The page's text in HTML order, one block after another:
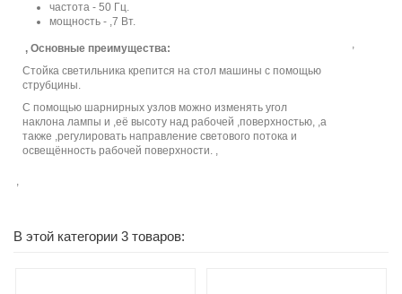
частота - 50 Гц.
мощность - ,7 Вт.
, Основные преимущества:
Стойка светильника крепится на стол машины с помощью
струбцины.
С помощью шарнирных узлов можно изменять угол
наклона лампы и ,её высоту над рабочей ,поверхностью, ,а
также ,регулировать направление светового потока и
освещённость рабочей поверхности. ,
,
,
В этой категории 3 товаров: